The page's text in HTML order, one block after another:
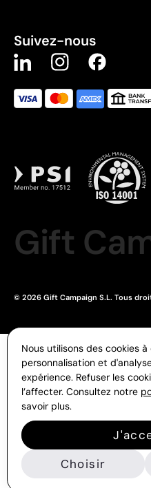
Suivez-nous
Gift
© 2026 Gift Campaign S.L. Tous
Nous utilisons des cookies
personnalisation et
expérience. Refuser les
l’affecter. Consultez notre
savoir plus.
Choisir